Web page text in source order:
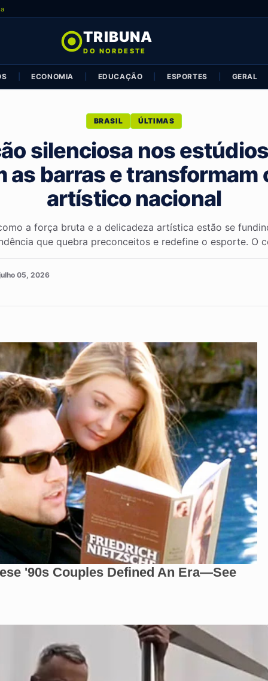
TRIBUNA
DO NORDESTE
ECONOMIA EDUCAÇÃO ESPORTES GERAL
BRASIL ÚLTIMAS
silenciosa nos
as barras e transformam
artístico nacional
a força bruta e a delicadeza artística estão se
que quebra preconceitos e redefine o esporte. O
05, 2026